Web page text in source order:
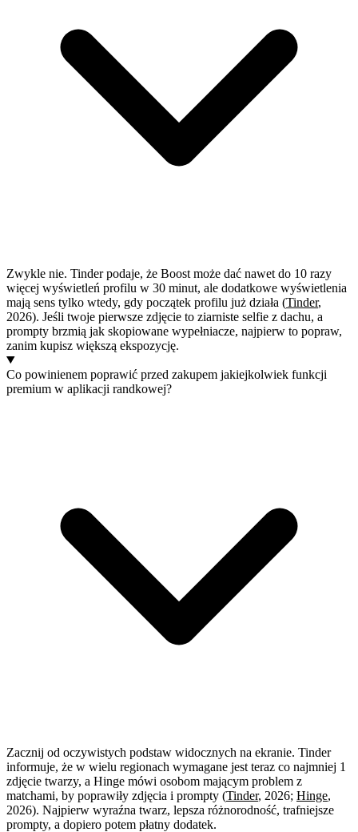
Zwykle nie. Tinder podaje, że Boost może dać nawet do 10 razy
więcej wyświetleń profilu w 30 minut, ale dodatkowe wyświetlenia
mają sens tylko wtedy, gdy początek profilu już działa (Tinder,
2026). Jeśli twoje pierwsze zdjęcie to ziarniste selfie z dachu, a
prompty brzmią jak skopiowane wypełniacze, najpierw to popraw,
zanim kupisz większą ekspozycję.
Co powinienem poprawić przed zakupem jakiejkolwiek funkcji
premium w aplikacji randkowej?
Zacznij od oczywistych podstaw widocznych na ekranie. Tinder
informuje, że w wielu regionach wymagane jest teraz co najmniej 1
zdjęcie twarzy, a Hinge mówi osobom mającym problem z
matchami, by poprawiły zdjęcia i prompty (Tinder, 2026; Hinge,
2026). Najpierw wyraźna twarz, lepsza różnorodność, trafniejsze
prompty, a dopiero potem płatny dodatek.